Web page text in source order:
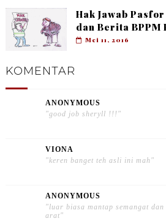
Hak Jawab
dan Berita BPPM
Mei 11, 2016
KOMENTAR
ANONYMOUS
"good job sheryll !!!"
VIONA
"keren banget teh asli ini mah"
ANONYMOUS
"luar biasa mantap semangat
arat"